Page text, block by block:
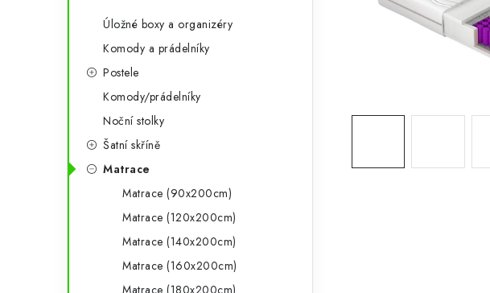
p
Úložné boxy a organizéry
Komody a prádelníky
Postele
Komody/prádelníky
Noční stolky
Šatní skříně
Matrace
Matrace (90x200cm)
Matrace (120x200cm)
Matrace (140x200cm)
Matrace (160x200cm)
Matrace (180x200cm)